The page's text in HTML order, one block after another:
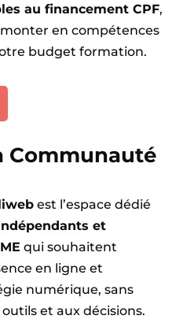
au financement CPF,
en compétences
budget formation.
Communauté
est l’espace dédié
et
qui souhaitent
en ligne et
numérique, sans
et aux décisions.